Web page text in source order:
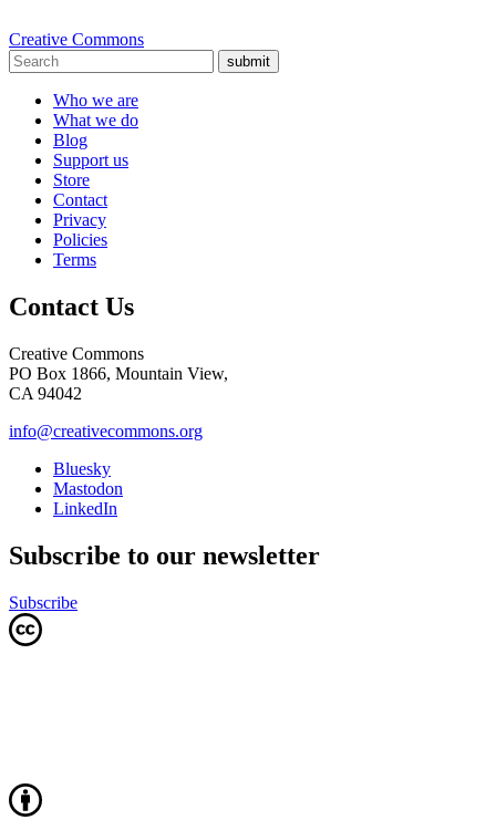
Creative Commons
submit
Who we are
What we do
Blog
Support us
Store
Contact
Privacy
Policies
Terms
Contact Us
Creative Commons
PO Box 1866, Mountain View,
CA 94042
info@creativecommons.org
Bluesky
Mastodon
LinkedIn
Subscribe to our newsletter
Subscribe